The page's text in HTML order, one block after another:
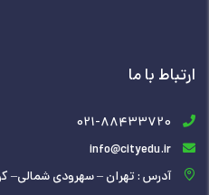
ارتباط با ما
021-88433720
info@cityedu.ir
آدرس : تهران – سهرودی شمالی–